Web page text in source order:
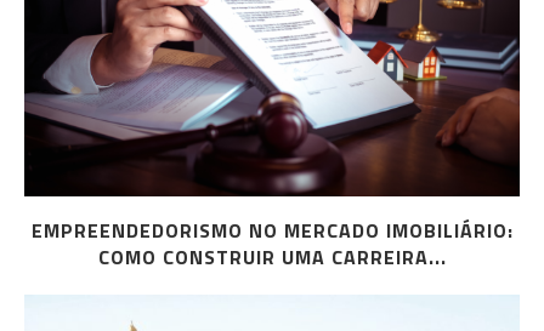
EMPREENDEDORISMO NO MERCADO IMOBILIÁRIO:
COMO CONSTRUIR UMA CARREIRA...